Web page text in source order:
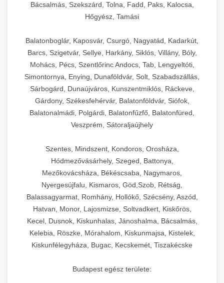
Bácsalmás, Szekszárd, Tolna, Fadd, Paks, Kalocsa,
Hőgyész, Tamási
Balatonboglár, Kaposvár, Csurgó, Nagyatád, Kadarkút,
Barcs, Szigetvár, Sellye, Harkány, Siklós, Villány, Bóly,
Mohács, Pécs, Szentlőrinc Andocs, Tab, Lengyeltóti,
Simontornya, Enying, Dunaföldvár, Solt, Szabadszállás,
Sárbogárd, Dunaújváros, Kunszentmiklós, Ráckeve,
Gárdony, Székesfehérvár, Balatonföldvár, Siófok,
Balatonalmádi, Polgárdi, Balatonfűzfő, Balatonfüred,
Veszprém, Sátoraljaújhely
Szentes, Mindszent, Kondoros, Orosháza,
Hódmezővásárhely, Szeged, Battonya,
Mezőkovácsháza, Békéscsaba, Nagymaros,
Nyergesújfalu, Kismaros, Göd,Szob, Rétság,
Balassagyarmat, Romhány, Hollókő, Szécsény, Aszód,
Hatvan, Monor, Lajosmizse, Soltvadkert, Kiskőrös,
Kecel, Dusnok, Kiskunhalas, Jánoshalma, Bácsalmás,
Kelebia, Röszke, Mórahalom, Kiskunmajsa, Kistelek,
Kiskunfélegyháza, Bugac, Kecskemét, Tiszakécske
Budapest egész területe: